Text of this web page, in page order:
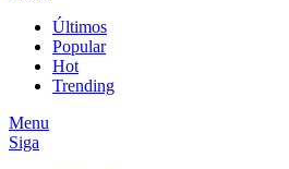
Últimos
Popular
Hot
Trending
Menu
Siga